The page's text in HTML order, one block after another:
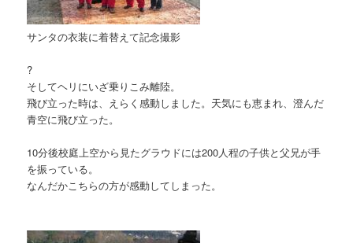
サンタの衣装に着替えて記念撮影
?
そしてヘリにいざ乗りこみ離陸。
飛び立った時は、えらく感動しました。天気にも恵まれ、澄んだ
青空に飛び立った。
10分後校庭上空から見たグラウドには200人程の子供と父兄が手
を振っている。
なんだかこちらの方が感動してしまった。